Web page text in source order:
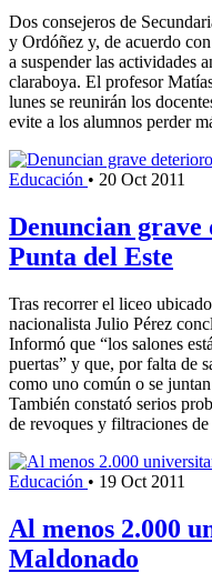
Dos consejeros de
y Ordóñez y, de acuerdo
a suspender las actividades
claraboya. El profesor
lunes se reunirán los
evite a los alumnos perder
Educación • 20 Oct 2011
Denuncian
Punta del Este
Tras recorrer el liceo
nacionalista Julio Pérez
Informó que “los salones
puertas” y que, por falta de
como uno común o se
También constató serios
de revoques y filtraciones de
Educación • 19 Oct 2011
Al menos 2.000
Maldonado